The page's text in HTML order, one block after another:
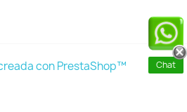
Chat

con PrestaShop™